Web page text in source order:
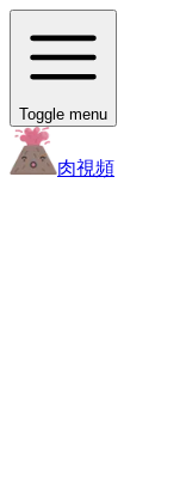
Toggle menu
肉視頻